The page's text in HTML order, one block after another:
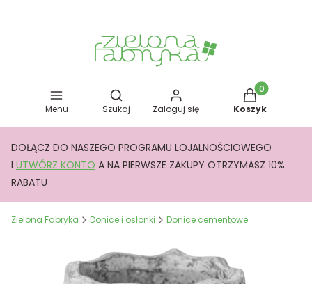
Menu
Otwórz wyszukiwarkę
Szukaj Zaloguj się
Produkty w
Koszyk
DOŁĄCZ DO NASZEGO PROGRAMU LOJALNOŚCIOWEGO
I UTWÓRZ KONTO A NA PIERWSZE ZAKUPY OTRZYMASZ 10%
RABATU
Zielona Fabryka Donice i osłonki Donice cementowe